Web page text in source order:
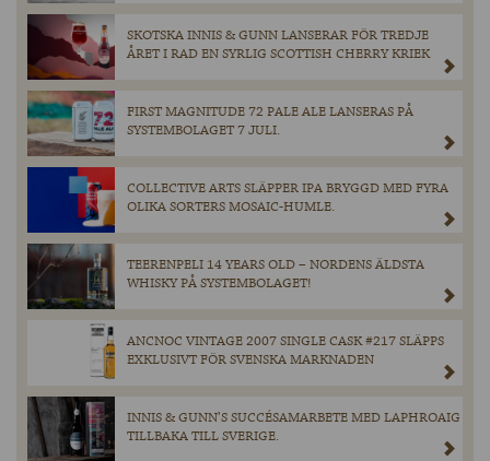
SKOTSKA INNIS & GUNN LANSERAR FÖR TREDJE
ÅRET I RAD EN SYRLIG SCOTTISH CHERRY KRIEK
FIRST MAGNITUDE 72 PALE ALE LANSERAS PÅ
SYSTEMBOLAGET 7 JULI.
COLLECTIVE ARTS SLÄPPER IPA BRYGGD MED FYRA
OLIKA SORTERS MOSAIC-HUMLE.
TEERENPELI 14 YEARS OLD – NORDENS ÄLDSTA
WHISKY PÅ SYSTEMBOLAGET!
ANCNOC VINTAGE 2007 SINGLE CASK #217 SLÄPPS
EXKLUSIVT FÖR SVENSKA MARKNADEN
INNIS & GUNN’S SUCCÉSAMARBETE MED LAPHROAIG
TILLBAKA TILL SVERIGE.